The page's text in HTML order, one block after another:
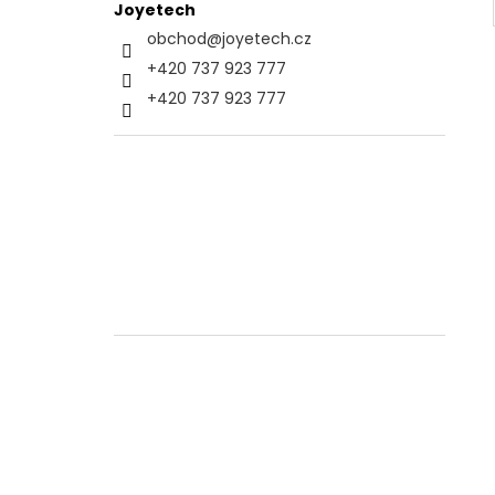
Joyetech
obchod@joyetech.cz
+420 737 923 777
+420 737 923 777